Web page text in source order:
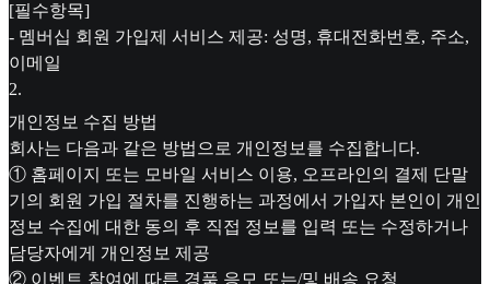
[필수항목]
- 멤버십 회원 가입제 서비스 제공: 성명, 휴대전화번호, 주소,
이메일
2.
개인정보 수집 방법
회사는 다음과 같은 방법으로 개인정보를 수집합니다.
① 홈페이지 또는 모바일 서비스 이용, 오프라인의 결제 단말
기의 회원 가입 절차를 진행하는 과정에서 가입자 본인이 개인
정보 수집에 대한 동의 후 직접 정보를 입력 또는 수정하거나
담당자에게 개인정보 제공
② 이벤트 참여에 따른 경품 응모 또는/및 배송 요청